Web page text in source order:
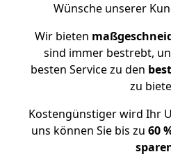
Wünsche unserer
Wir bieten
sind immer bestrebt,
besten Service zu den
zu
Kostengünstiger wird Ihr
uns können Sie bis zu 60